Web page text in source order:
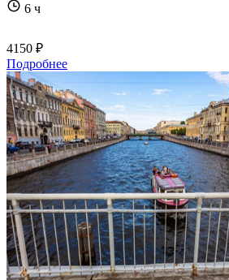
6 ч
4150 ₽
Подробнее